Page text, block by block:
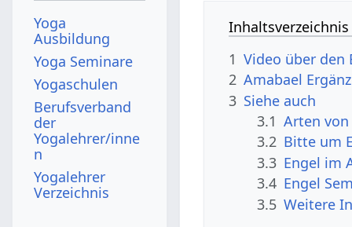
Inhaltsverzeichnis
1 Video über den
2 Amabael
3 Siehe auch
3.1 Arten
3.2 Bitte um
3.3 Engel im
3.4 Engel
3.5 Weitere
Yoga
Ausbildung
Yoga Seminare
Yogaschulen
Berufsverband
der
Yogalehrer/inne
n
Yogalehrer
Verzeichnis